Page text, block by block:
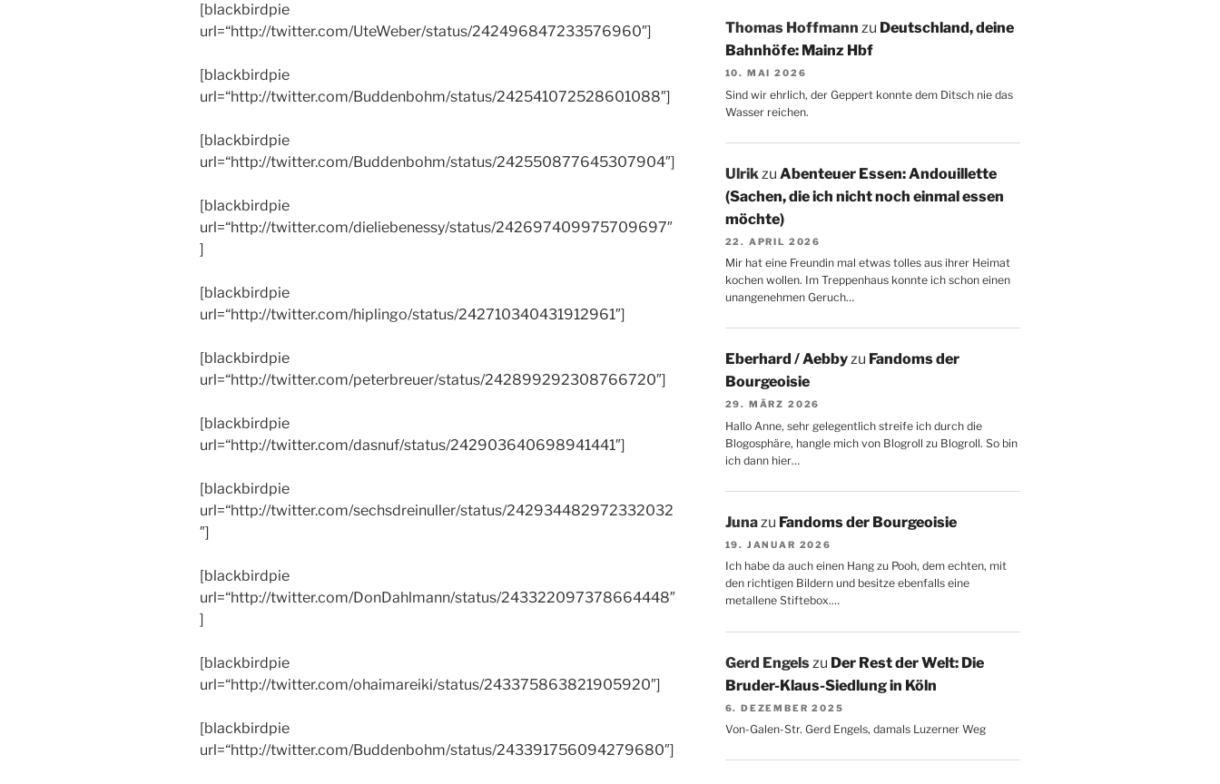
[blackbirdpie
url=“http://twitter.com/UteWeber/status/242496847233576960″]
[blackbirdpie
url=“http://twitter.com/Buddenbohm/status/242541072528601088″]
[blackbirdpie
url=“http://twitter.com/Buddenbohm/status/242550877645307904″]
[blackbirdpie
url=“http://twitter.com/dieliebenessy/status/242697409975709697″
]
[blackbirdpie
url=“http://twitter.com/hiplingo/status/242710340431912961″]
[blackbirdpie
url=“http://twitter.com/peterbreuer/status/242899292308766720″]
[blackbirdpie
url=“http://twitter.com/dasnuf/status/242903640698941441″]
[blackbirdpie
url=“http://twitter.com/sechsdreinuller/status/242934482972332032
″]
[blackbirdpie
url=“http://twitter.com/DonDahlmann/status/243322097378664448″
]
[blackbirdpie
url=“http://twitter.com/ohaimareiki/status/243375863821905920″]
[blackbirdpie
url=“http://twitter.com/Buddenbohm/status/243391756094279680″]
Thomas Hoffmann zu Deutschland, deine
Bahnhöfe: Mainz Hbf
10. MAI 2026
Sind wir ehrlich, der Geppert konnte dem Ditsch nie das
Wasser reichen.
Ulrikzu Abenteuer Essen: Andouillette
(Sachen, die ich nicht noch einmal essen
möchte)
22. APRIL 2026
Mir hat eine Freundin mal etwas tolles aus ihrer Heimat
kochen wollen. Im Treppenhaus konnte ich schon einen
unangenehmen Geruch…
Eberhard / Aebbyzu Fandoms der
Bourgeoisie
29. MÄRZ 2026
Hallo Anne, sehr gelegentlich streife ich durch die
Blogosphäre, hangle mich von Blogroll zu Blogroll. So bin
ich dann hier…
Junazu Fandoms der Bourgeoisie
19. JANUAR 2026
Ich habe da auch einen Hang zu Pooh, dem echten, mit
den richtigen Bildern und besitze ebenfalls eine
metallene Stiftebox.…
Gerd Engelszu Der Rest der Welt: Die
Bruder-Klaus-Siedlung in Köln
6. DEZEMBER 2025
Von-Galen-Str. Gerd Engels, damals Luzerner Weg